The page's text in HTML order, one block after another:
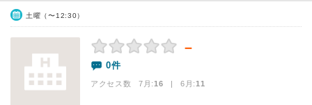
土曜（〜12:30）
－
0件
アクセス数 7月:16 | 6月:11